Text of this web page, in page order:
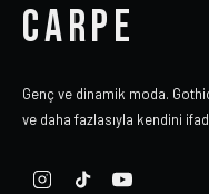
CARPE
Genç ve dinamik moda.
ve daha fazlasıyla kendini